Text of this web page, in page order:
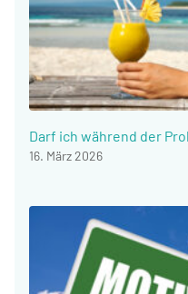
Darf ich während der
16. März 2026